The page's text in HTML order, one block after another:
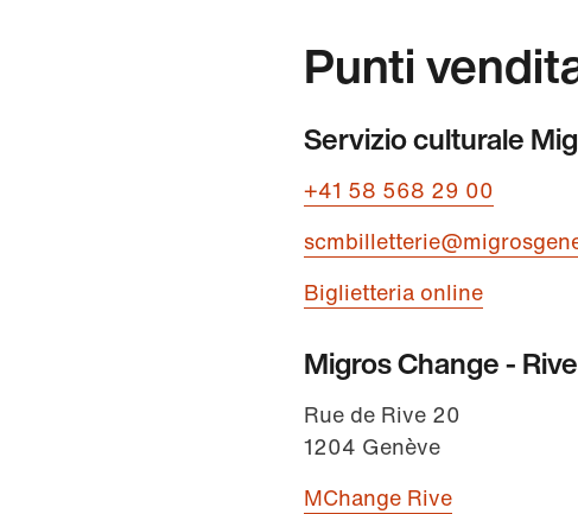
Punti
Servizio culturale
+41 58 568 29 00
Biglietteria online
Migros Change - Rive
Rue de Rive 20
1204 Genève
MChange Rive